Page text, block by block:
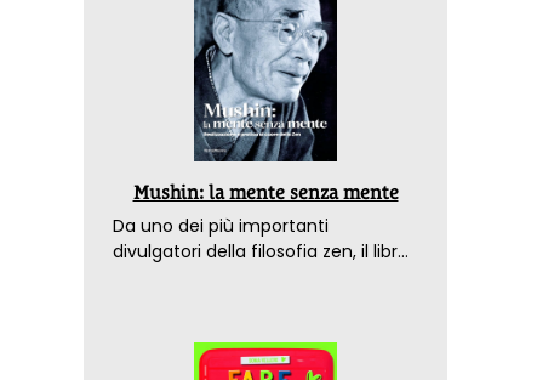
Mushin: la mente senza mente
Da uno dei più importanti
divulgatori della filosofia zen, il libro